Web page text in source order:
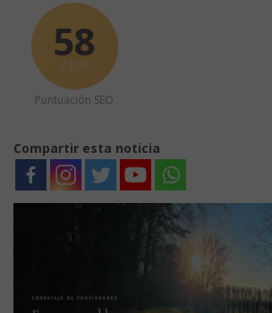
58
/ 100
Puntuación SEO
Compartir esta noticia